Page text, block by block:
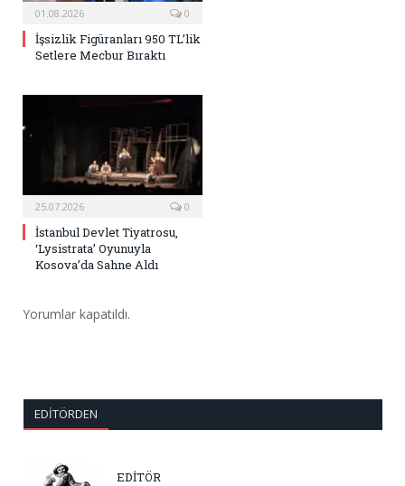
01.08.2026 0
İşsizlik Figüranları 950 TL’lik
Setlere Mecbur Bıraktı
25.07.2026 0
İstanbul Devlet Tiyatrosu,
‘Lysistrata’ Oyunuyla
Kosova’da Sahne Aldı
Yorumlar kapatıldı.
EDITÖRDEN
EDİTÖR